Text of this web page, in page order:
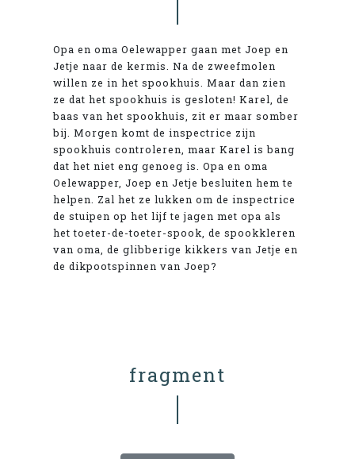
Opa en oma Oelewapper gaan met Joep en
Jetje naar de kermis. Na de zweefmolen
willen ze in het spookhuis. Maar dan zien
ze dat het spookhuis is gesloten! Karel, de
baas van het spookhuis, zit er maar somber
bij. Morgen komt de inspectrice zijn
spookhuis controleren, maar Karel is bang
dat het niet eng genoeg is. Opa en oma
Oelewapper, Joep en Jetje besluiten hem te
helpen. Zal het ze lukken om de inspectrice
de stuipen op het lijf te jagen met opa als
het toeter-de-toeter-spook, de spookkleren
van oma, de glibberige kikkers van Jetje en
de dikpootspinnen van Joep?
fragment